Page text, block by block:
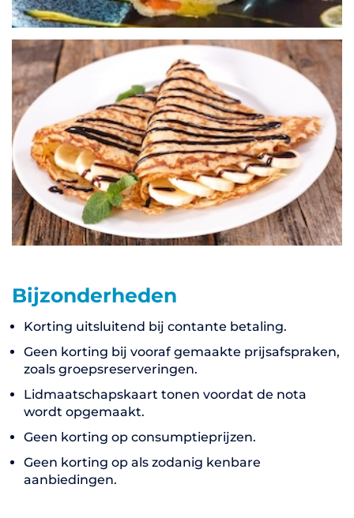
Bijzonderheden
Korting uitsluitend bij contante betaling.
Geen korting bij vooraf gemaakte prijsafspraken,
zoals groepsreserveringen.
Lidmaatschapskaart tonen voordat de nota
wordt opgemaakt.
Geen korting op consumptieprijzen.
Geen korting op als zodanig kenbare
aanbiedingen.